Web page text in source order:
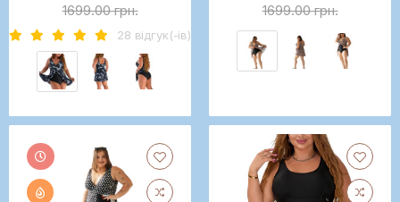
1699.00 грн.
28 вiдгук(-iв)
1699.00 грн.